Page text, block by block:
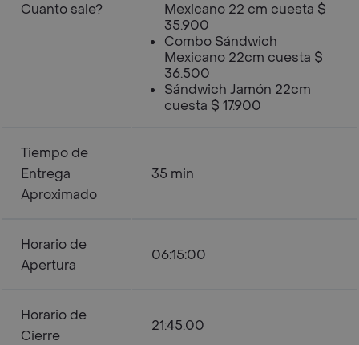
Cuanto sale?
Mexicano 22 cm cuesta $
35.900
Combo Sándwich
Mexicano 22cm cuesta $
36.500
Sándwich Jamón 22cm
cuesta $ 17.900
Tiempo de
Entrega
Aproximado
35 min
Horario de
Apertura
06:15:00
Horario de
Cierre
21:45:00